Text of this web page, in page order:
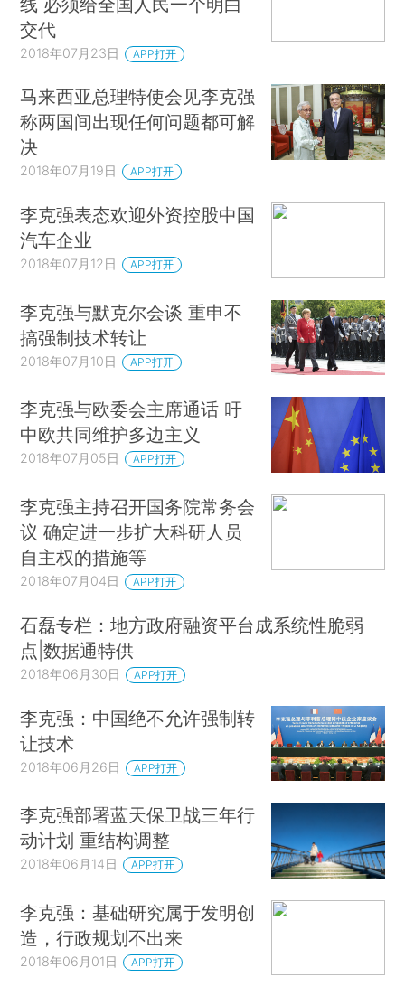
交代
2018年07月23日 APP打开
马来西亚总理特使会见李克强
称两国间出现任何问题都可解
决
2018年07月19日 APP打开
李克强表态欢迎外资控股中国
汽车企业
2018年07月12日 APP打开
李克强与默克尔会谈 重申不
搞强制技术转让
2018年07月10日 APP打开
李克强与欧委会主席通话 吁
中欧共同维护多边主义
2018年07月05日 APP打开
李克强主持召开国务院常务会
议 确定进一步扩大科研人员
自主权的措施等
2018年07月04日 APP打开
石磊专栏：地方政府融资平台成系统性脆弱
点|数据通特供
2018年06月30日 APP打开
李克强：中国绝不允许强制转
让技术
2018年06月26日 APP打开
李克强部署蓝天保卫战三年行
动计划 重结构调整
2018年06月14日 APP打开
李克强：基础研究属于发明创
造，行政规划不出来
2018年06月01日 APP打开